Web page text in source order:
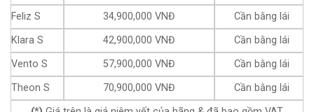
Feliz S
34,900,000 VNĐ
Cần bằng lái
Klara S
42,900,000 VNĐ
Cần bằng lái
Vento S
57,900,000 VNĐ
Cần bằng lái
Theon S
70,900,000 VNĐ
Cần bằng lái